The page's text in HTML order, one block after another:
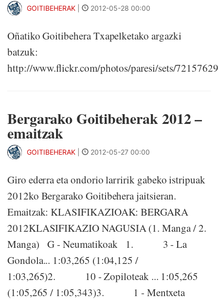
GOITIBEHERAK 2012-05-28 00:00
Oñatiko Goitibehera Txapelketako argazki
batzuk:
http://www.flickr.com/photos/paresi/sets/
Bergarako Goitibeherak 2012 –
emaitzak
GOITIBEHERAK 2012-05-27 00:00
Giro ederra eta ondorio larririk gabeko istripuak
2012ko Bergarako Goitibehera jaitsieran.
Emaitzak: KLASIFIKAZIOAK: BERGARA
2012KLASIFIKAZIO NAGUSIA (1. Manga / 2.
Manga) G - Neumatikoak 1. 3 - La
Gondola... 1:03,265 (1:04,125 /
1:03,265)2. 10 - Zopiloteak ... 1:05,265
(1:05,265 / 1:05,343)3. 1 - Mentxeta